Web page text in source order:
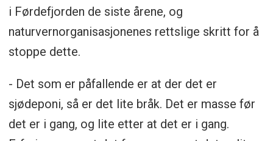
i Førdefjorden de siste årene, og
naturvernorganisasjonenes rettslige skritt for å
stoppe dette.
- Det som er påfallende er at der det er
sjødeponi, så er det lite bråk. Det er masse før
det er i gang, og lite etter at det er i gang.